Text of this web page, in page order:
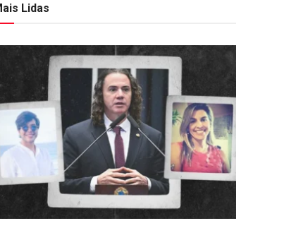
Lidas